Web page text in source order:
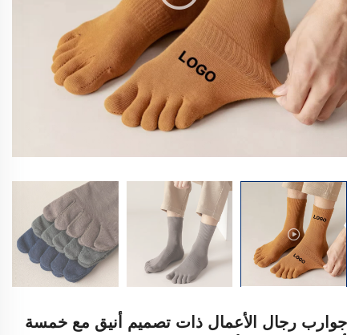
جوارب رجال الأعمال ذات تصميم أنيق مع خمسة